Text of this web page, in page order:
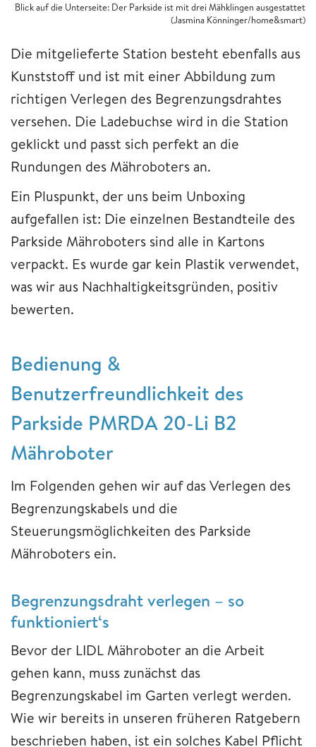
Blick auf die Unterseite: Der Parkside ist mit drei Mähklingen ausgestattet
(Jasmina Könninger/home&smart)
Die mitgelieferte Station besteht ebenfalls aus
Kunststoff und ist mit einer Abbildung zum
richtigen Verlegen des Begrenzungsdrahtes
versehen. Die Ladebuchse wird in die Station
geklickt und passt sich perfekt an die
Rundungen des Mähroboters an.
Ein Pluspunkt, der uns beim Unboxing
aufgefallen ist: Die einzelnen Bestandteile des
Parkside Mähroboters sind alle in Kartons
verpackt. Es wurde gar kein Plastik verwendet,
was wir aus Nachhaltigkeitsgründen, positiv
bewerten.
Bedienung &
Benutzerfreundlichkeit des
Parkside PMRDA 20-Li B2
Mähroboter
Im Folgenden gehen wir auf das Verlegen des
Begrenzungskabels und die
Steuerungsmöglichkeiten des Parkside
Mähroboters ein.
Begrenzungsdraht verlegen – so
funktioniert‘s
Bevor der LIDL Mähroboter an die Arbeit
gehen kann, muss zunächst das
Begrenzungskabel im Garten verlegt werden.
Wie wir bereits in unseren früheren Ratgebern
beschrieben haben, ist ein solches Kabel Pflicht